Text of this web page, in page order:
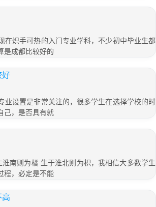
在炽手可热的入门专业学科，不少初中毕业生都
是成都比较好的
好
业设置是非常关注的，很多学生在选择学校的时
己，是否具有就
南则为橘 生于淮北则为枳，我相信大多数学生
程，必定是不能
高